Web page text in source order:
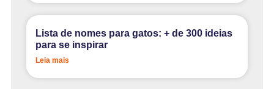
Lista de nomes para gatos: + de 300 ideias
para se inspirar
Leia mais